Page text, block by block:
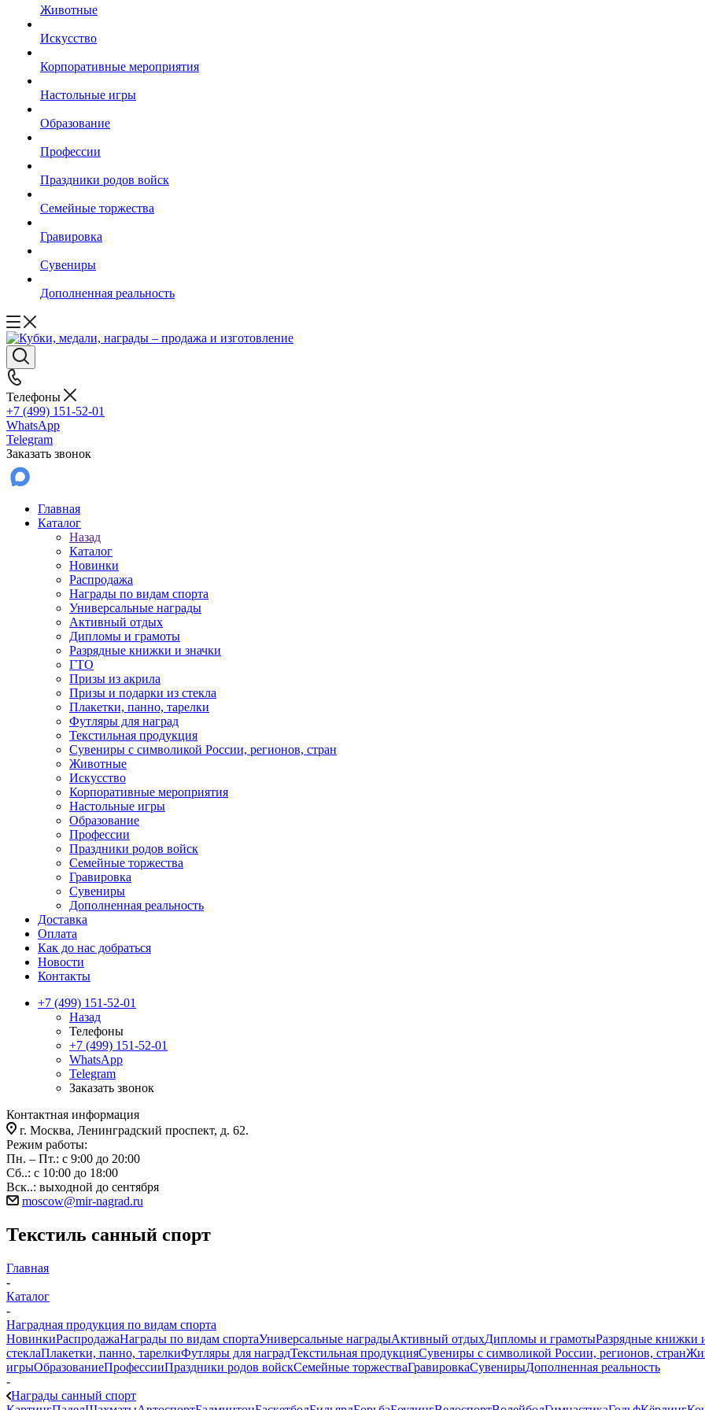
Животные
Искусство
Корпоративные мероприятия
Настольные игры
Образование
Профессии
Праздники родов войск
Семейные торжества
Гравировка
Сувениры
Дополненная реальность
Телефоны
+7 (499) 151-52-01
WhatsApp
Telegram
Заказать звонок
Главная
Каталог
Назад
Каталог
Новинки
Распродажа
Награды по видам спорта
Универсальные награды
Активный отдых
Дипломы и грамоты
Разрядные книжки и значки
ГТО
Призы из акрила
Призы и подарки из стекла
Плакетки, панно, тарелки
Футляры для наград
Текстильная продукция
Сувениры с символикой России, регионов, стран
Животные
Искусство
Корпоративные мероприятия
Настольные игры
Образование
Профессии
Праздники родов войск
Семейные торжества
Гравировка
Сувениры
Дополненная реальность
Доставка
Оплата
Как до нас добраться
Новости
Контакты
+7 (499) 151-52-01
Назад
Телефоны
+7 (499) 151-52-01
WhatsApp
Telegram
Заказать звонок
Контактная информация
г. Москва, Ленинградский проспект, д. 62.
Режим работы:
Пн. – Пт.: с 9:00 до 20:00
Сб..: с 10:00 до 18:00
Вск..: выходной до сентября
moscow@mir-nagrad.ru
Текстиль санный спорт
Главная
-
Каталог
-
Наградная продукция по видам спорта
НовинкиРаспродажаНаграды по видам спортаУниверсальные наградыАктивный отдыхДипломы и грамотыРазрядные книжки
стеклаПлакетки, панно, тарелкиФутляры для наградТекстильная продукцияСувениры с символикой России, регионов, стран
игрыОбразованиеПрофессииПраздники родов войскСемейные торжестваГравировкаСувенирыДополненная реальность
-
Награды санный спорт